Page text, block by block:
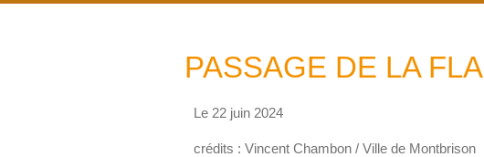
PASSAGE DE LA
Le 22 juin 2024
crédits : Vincent Chambon / Ville de Montbrison